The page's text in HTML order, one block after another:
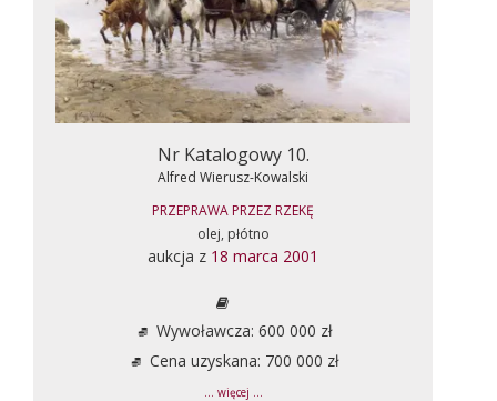
Nr Katalogowy 10.
Alfred Wierusz-Kowalski
PRZEPRAWA PRZEZ RZEKĘ
olej, płótno
aukcja z 18 marca 2001
Wywoławcza: 600 000 zł
Cena uzyskana: 700 000 zł
... więcej ...